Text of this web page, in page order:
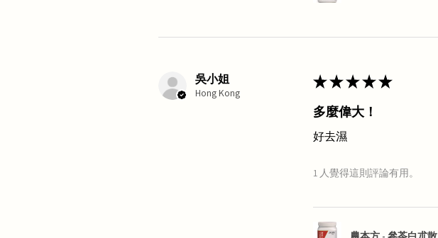
吳小姐
Hong Kong
★★★★★
多麼偉大！
好去濕
1 人覺得這則評論有用。